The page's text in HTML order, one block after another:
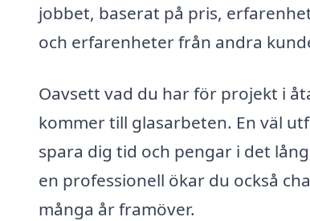
jobbet, baserat på pris,
och erfarenheter från andra
Oavsett vad du har för projekt i
kommer till glasarbeten. En väl
spara dig tid och pengar i det
en professionell ökar du också
många år framöver.